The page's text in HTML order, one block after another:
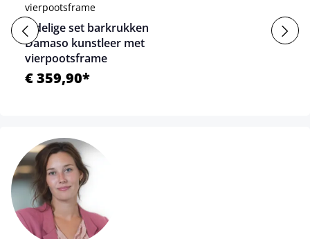
2-delige set barkrukken
Damaso kunstleer met
vierpootsframe
€ 359,90*